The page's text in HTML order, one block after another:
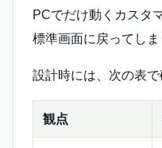
PCでだけ動くカスタ
標準画面に戻ってしま
設計時には、次の表で
観点